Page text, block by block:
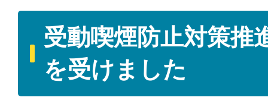
受動喫煙防止対策推
を受けました